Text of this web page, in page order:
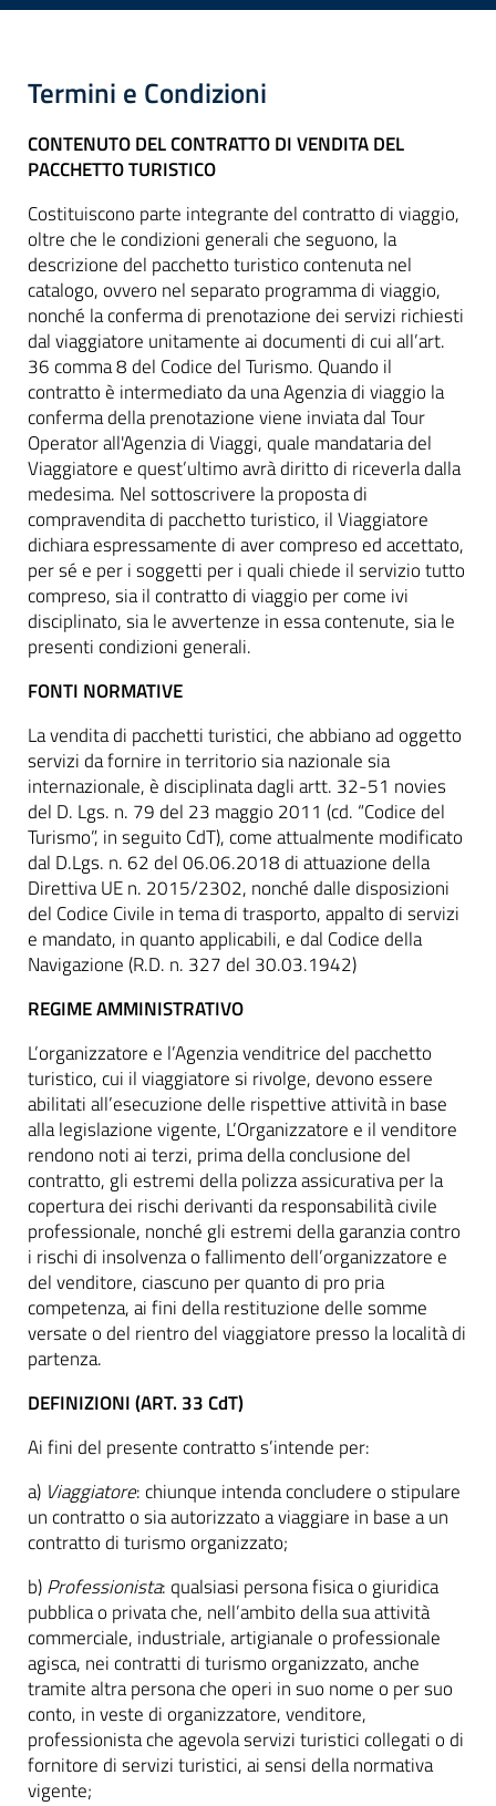
Termini e Condizioni
CONTENUTO DEL CONTRATTO DI VENDITA DEL
PACCHETTO TURISTICO
Costituiscono parte integrante del contratto di viaggio,
oltre che le condizioni generali che seguono, la
descrizione del pacchetto turistico contenuta nel
catalogo, ovvero nel separato programma di viaggio,
nonché la conferma di prenotazione dei servizi richiesti
dal viaggiatore unitamente ai documenti di cui all’art.
36 comma 8 del Codice del Turismo. Quando il
contratto è intermediato da una Agenzia di viaggio la
conferma della prenotazione viene inviata dal Tour
Operator all'Agenzia di Viaggi, quale mandataria del
Viaggiatore e quest’ultimo avrà diritto di riceverla dalla
medesima. Nel sottoscrivere la proposta di
compravendita di pacchetto turistico, il Viaggiatore
dichiara espressamente di aver compreso ed accettato,
per sé e per i soggetti per i quali chiede il servizio tutto
compreso, sia il contratto di viaggio per come ivi
disciplinato, sia le avvertenze in essa contenute, sia le
presenti condizioni generali.
FONTI NORMATIVE
La vendita di pacchetti turistici, che abbiano ad oggetto
servizi da fornire in territorio sia nazionale sia
internazionale, è disciplinata dagli artt. 32-51 novies
del D. Lgs. n. 79 del 23 maggio 2011 (cd. “Codice del
Turismo”, in seguito CdT), come attualmente modificato
dal D.Lgs. n. 62 del 06.06.2018 di attuazione della
Direttiva UE n. 2015/2302, nonché dalle disposizioni
del Codice Civile in tema di trasporto, appalto di servizi
e mandato, in quanto applicabili, e dal Codice della
Navigazione (R.D. n. 327 del 30.03.1942)
REGIME AMMINISTRATIVO
L’organizzatore e l’Agenzia venditrice del pacchetto
turistico, cui il viaggiatore si rivolge, devono essere
abilitati all’esecuzione delle rispettive attività in base
alla legislazione vigente, L’Organizzatore e il venditore
rendono noti ai terzi, prima della conclusione del
contratto, gli estremi della polizza assicurativa per la
copertura dei rischi derivanti da responsabilità civile
professionale, nonché gli estremi della garanzia contro
i rischi di insolvenza o fallimento dell’organizzatore e
del venditore, ciascuno per quanto di pro pria
competenza, ai fini della restituzione delle somme
versate o del rientro del viaggiatore presso la località di
partenza.
DEFINIZIONI (ART. 33 CdT)
Ai fini del presente contratto s’intende per:
a) Viaggiatore: chiunque intenda concludere o stipulare
un contratto o sia autorizzato a viaggiare in base a un
contratto di turismo organizzato;
b)Professionista: qualsiasi persona fisica o giuridica
pubblica o privata che, nell’ambito della sua attività
commerciale, industriale, artigianale o professionale
agisca, nei contratti di turismo organizzato, anche
tramite altra persona che operi in suo nome o per suo
conto, in veste di organizzatore, venditore,
professionista che agevola servizi turistici collegati o di
fornitore di servizi turistici, ai sensi della normativa
vigente;